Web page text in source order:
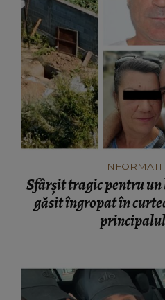
Sfârșit tragic pentru
găsit îngropat în